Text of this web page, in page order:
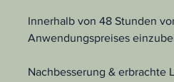
Innerhalb von 48 Stunden
Anwendungspreises
Nachbesserung & erbrachte